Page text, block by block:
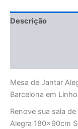
Descrição
Mesa de Jantar
Barcelona em
Renove sua sala
Alegra 180x90cm